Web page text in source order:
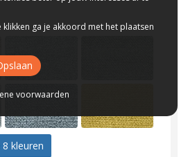
kleuren
klikken ga je akkoord met het plaatsen
voorwaarden